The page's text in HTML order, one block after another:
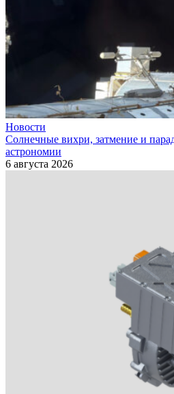
Новости
Солнечные вихри, затмение и
астрономии
6 августа 2026